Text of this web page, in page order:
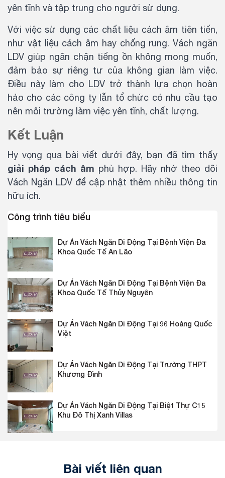
yên tĩnh và tập trung cho người sử dụng.
Với việc sử dụng các chất liệu cách âm tiên tiến,
như vật liệu cách âm hay chống rung. Vách ngăn
LDV giúp ngăn chặn tiếng ồn không mong muốn,
đảm bảo sự riêng tư của không gian làm việc.
Điều này làm cho LDV trở thành lựa chọn hoàn
hảo cho các công ty lẫn tổ chức có nhu cầu tạo
nên môi trường làm việc yên tĩnh, chất lượng.
Kết Luận
Hy vọng qua bài viết dưới đây, bạn đã tìm thấy
giải pháp cách âm phù hợp. Hãy nhớ theo dõi
Vách Ngăn LDV để cập nhật thêm nhiều thông tin
hữu ích.
Công trình tiêu biểu
Dự Án Vách Ngăn Di Động Tại Bệnh Viện Đa
Khoa Quốc Tế An Lão
Dự Án Vách Ngăn Di Động Tại Bệnh Viện Đa
Khoa Quốc Tế Thủy Nguyên
Dự Án Vách Ngăn Di Động Tại 96 Hoàng Quốc
Việt
Dự Án Vách Ngăn Di Động Tại Trường THPT
Khương Đình
Dự Án Vách Ngăn Di Động Tại Biệt Thự C15
Khu Đô Thị Xanh Villas
Bài viết liên quan